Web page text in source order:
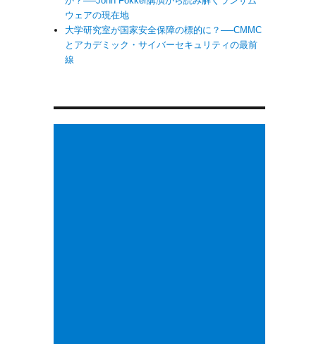
ウェアの現在地
大学研究室が国家安全保障の標的に？──CMMC
とアカデミック・サイバーセキュリティの最前
線